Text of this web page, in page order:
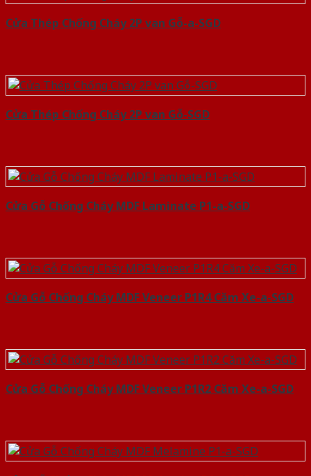
Cửa Thép Chống Cháy 2P van Gỗ-a-SGD
Cửa Thép Chống Cháy 2P van Gỗ-SGD
Cửa Gỗ Chống Cháy MDF Laminate P1-a-SGD
Cửa Gỗ Chống Cháy MDF Veneer P1R4 Căm Xe-a-SGD
Cửa Gỗ Chống Cháy MDF Veneer P1R2 Căm Xe-a-SGD